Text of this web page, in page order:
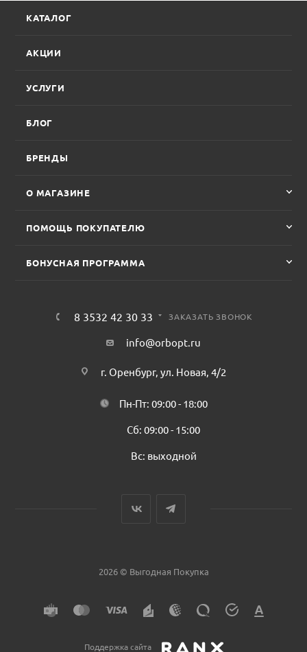
КАТАЛОГ
АКЦИИ
УСЛУГИ
БЛОГ
БРЕНДЫ
О МАГАЗИНЕ
ПОМОЩЬ ПОКУПАТЕЛЮ
БОНУСНАЯ ПРОГРАММА
8 3532 42 30 33 ЗАКАЗАТЬ ЗВОНОК
info@orbopt.ru
г. Оренбург, ул. Новая, 4/2
Пн-Пт: 09:00 - 18:00
Сб: 09:00 - 15:00
Вс: выходной
2026 © Выгодная Покупка
Поддержка сайта